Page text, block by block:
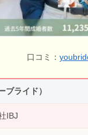
口コミ：
ライド）
IBJ